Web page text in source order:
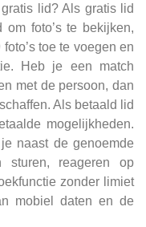
lid? Als gratis lid
foto’s te bekijken,
toe te voegen en
Heb je een match
met de persoon, dan
Als betaald lid
mogelijkheden.
naast de genoemde
sturen, reageren op
zonder limiet
mobiel daten en de